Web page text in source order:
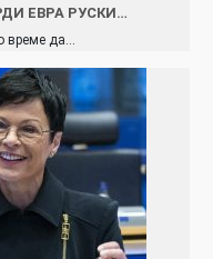
ЕВРА РУСКИ…
време да…